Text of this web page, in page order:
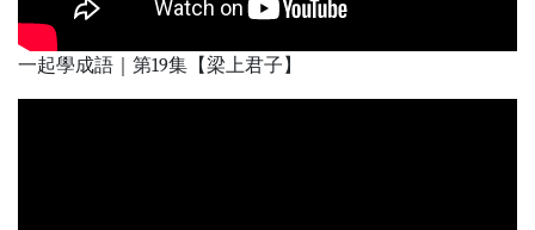
一起學成語｜第19集【梁上君子】